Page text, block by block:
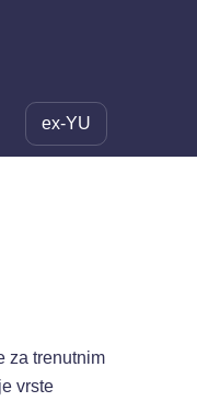
ex-YU
za trenutnim
vrste